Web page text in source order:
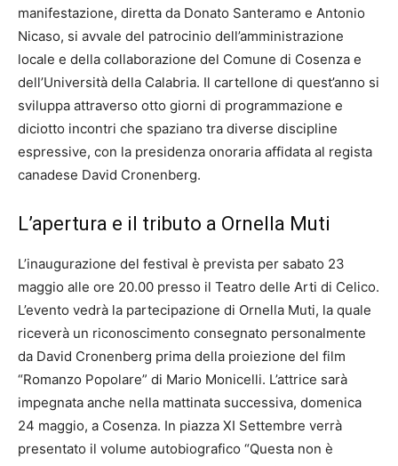
manifestazione, diretta da Donato Santeramo e Antonio
Nicaso, si avvale del patrocinio dell’amministrazione
locale e della collaborazione del Comune di Cosenza e
dell’Università della Calabria. Il cartellone di quest’anno si
sviluppa attraverso otto giorni di programmazione e
diciotto incontri che spaziano tra diverse discipline
espressive, con la presidenza onoraria affidata al regista
canadese David Cronenberg.
L’apertura e il tributo a Ornella Muti
L’inaugurazione del festival è prevista per sabato 23
maggio alle ore 20.00 presso il Teatro delle Arti di Celico.
L’evento vedrà la partecipazione di Ornella Muti, la quale
riceverà un riconoscimento consegnato personalmente
da David Cronenberg prima della proiezione del film
“Romanzo Popolare” di Mario Monicelli. L’attrice sarà
impegnata anche nella mattinata successiva, domenica
24 maggio, a Cosenza. In piazza XI Settembre verrà
presentato il volume autobiografico “Questa non è